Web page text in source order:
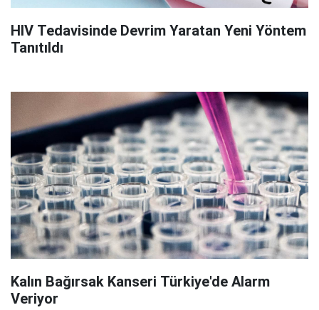
HIV Tedavisinde Devrim Yaratan Yeni Yöntem
Tanıtıldı
Kalın Bağırsak Kanseri Türkiye'de Alarm
Veriyor